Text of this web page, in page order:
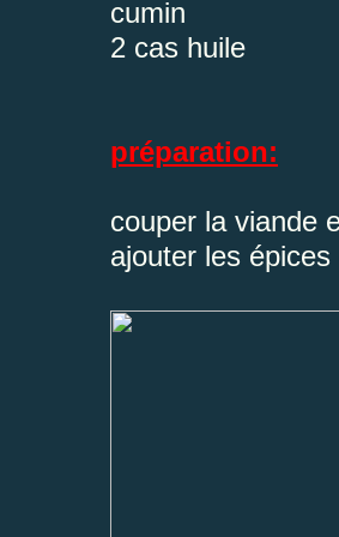
cumin
2 cas huile
préparation:
couper la viande
ajouter les